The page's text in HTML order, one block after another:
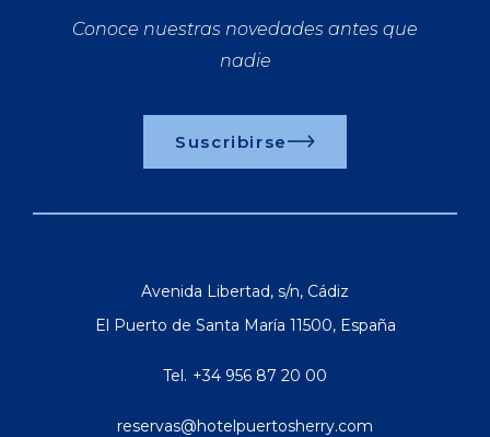
Conoce nuestras novedades antes que
nadie
Suscribirse
Avenida Libertad, s/n, Cádiz
El Puerto de Santa María 11500, España
Tel. +34 956 87 20 00
reservas@hotelpuertosherry.com